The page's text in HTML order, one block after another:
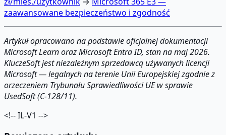
zaawansowane bezpieczeństwo i zgodność
Artykuł opracowano na podstawie oficjalnej dokumentacji
Microsoft Learn oraz Microsoft Entra ID, stan na maj 2026.
KluczeSoft jest niezależnym sprzedawcą używanych licencji
Microsoft — legalnych na terenie Unii Europejskiej zgodnie z
orzeczeniem Trybunału Sprawiedliwości UE w sprawie
UsedSoft (C-128/11).
<!-- IL-V1 -->